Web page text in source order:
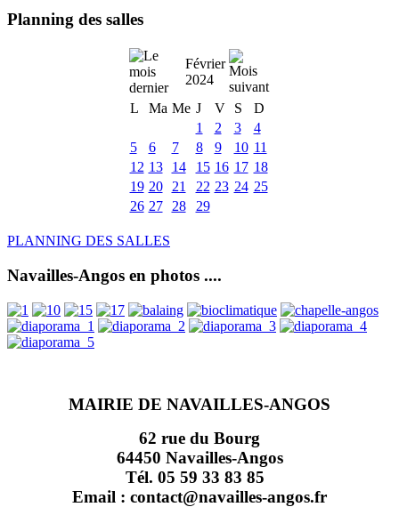
Planning des salles
Février
2024
L
Ma Me J V S
D
1
2 3
4
5
6 7 8 9 10 11
12 13 14 15 16 17 18
19 20 21 22 23 24 25
26 27 28 29
PLANNING DES SALLES
Navailles-Angos en photos ....
MAIRIE DE NAVAILLES-ANGOS
62 rue du Bourg
64450 Navailles-Angos
Tél. 05 59 33 83 85
Email : contact@navailles-angos.fr